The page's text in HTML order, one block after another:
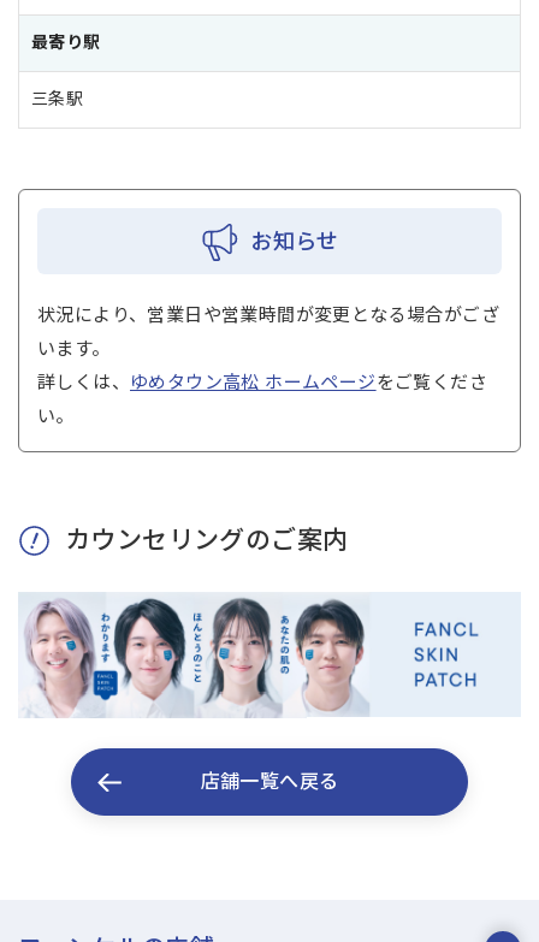
最寄り駅
三条駅
お知らせ
状況により、営業日や営業時間が変更となる場合がござ
います。
詳しくは、 ゆめタウン高松 ホームページをご覧くださ
い。
カウンセリングのご案内
店舗一覧へ戻る